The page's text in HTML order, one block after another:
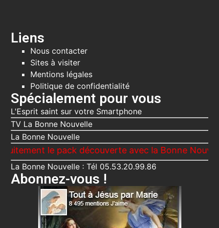
Liens
Nous contacter
Sites à visiter
Mentions légales
Politique de confidentialité
Spécialement pour vous
L'Esprit saint sur votre Smartphone
TV La Bonne Nouvelle
La Bonne Nouvelle
le pack découverte avec la Bonne Nouvelle, Le
La Bonne Nouvelle : Tél 05.53.20.99.86
Abonnez-vous !